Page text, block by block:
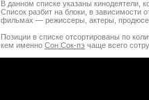
В данном списке указаны кинодеятели,
Список разбит на блоки, в зависимости
фильмах — режиссеры, актеры,
Позиции в списке отсортированы по
кем именно Сон Сок-пэ чаще всего